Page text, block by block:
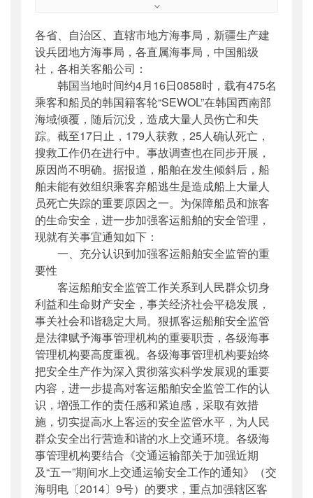
海事明电〔2014〕2号
公开日期：2014年04月22日
主题词：
客运;船舶;安全;监管
机构分类：海事局
主题分类：安全质量
公文类型：部明电或部办公厅明电
各省、自治区、直辖市地方海事局，新疆生产建
设兵团地方海事局，各直属海事局，中国船级
社，各相关客船公司：
韩国当地时间约4月16日0858时，载有475名
乘客和船员的韩国籍客轮“SEWOL”在韩国西南部
海域倾覆，随后沉没，造成大量人员伤亡和失
踪。截至17日止，179人获救，25人确认死亡，
搜救工作仍在进行中。事故调查也在同步开展，
原因尚不明确。据报道，船舶在发生倾斜后，船
舶未能有效组织乘客弃船逃生是造成船上大量人
员死亡失踪的重要原因之一。为保障船员和旅客
的生命安全，进一步加强客运船舶的安全管理，
现就有关事宜通知如下：
一、充分认识到加强客运船舶安全监管的重
要性
客运船舶安全监管工作关系到人民群众切身
利益和生命财产安全，事关经济社会平稳发展，
事关社会和谐稳定大局。狠抓客运船舶安全监管
是法律赋予海事管理机构的重要职责，各级海事
管理机构要高度重视。各级海事管理机构要始终
把安全生产作为深入贯彻落实科学发展观的重要
内容，进一步提高对客运船舶安全监管工作的认
识，增强工作的责任感和紧迫感，采取有效措
施，切实提高水上客运的安全监管水平，为人民
群众安全出行营造和谐的水上交通环境。各级海
事管理机构要结合《交通运输部关于加强近期
及“五一”期间水上交通运输安全工作的通知》（交
海明电〔2014〕9号）的要求，重点加强辖区客